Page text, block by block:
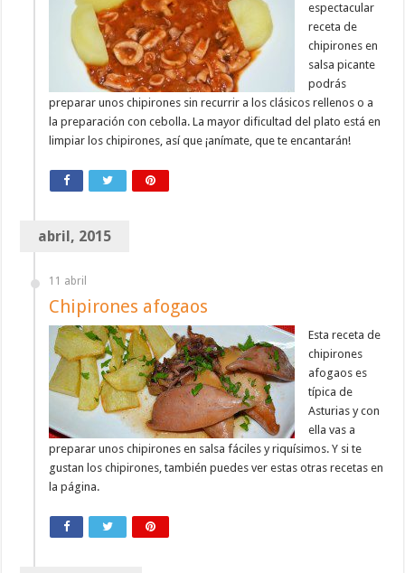
espectacular
receta de
chipirones en
salsa picante
podrás
preparar unos chipirones sin recurrir a los clásicos rellenos o a
la preparación con cebolla. La mayor dificultad del plato está en
limpiar los chipirones, así que ¡anímate, que te encantarán!
abril, 2015
11 abril
Chipirones afogaos
Esta receta de
chipirones
afogaos es
típica de
Asturias y con
ella vas a
preparar unos chipirones en salsa fáciles y riquísimos. Y si te
gustan los chipirones, también puedes ver estas otras recetas en
la página.